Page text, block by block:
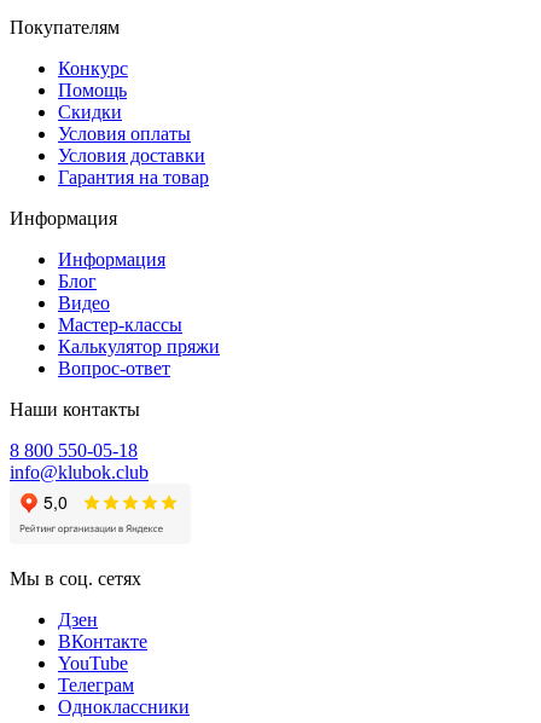
Покупателям
Конкурс
Помощь
Скидки
Условия оплаты
Условия доставки
Гарантия на товар
Информация
Информация
Блог
Видео
Мастер-классы
Калькулятор пряжи
Вопрос-ответ
Наши контакты
8 800 550-05-18
info@klubok.club
Мы в соц. сетях
Дзен
ВКонтакте
YouTube
Телеграм
Одноклассники